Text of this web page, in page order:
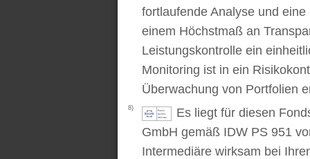
fortlaufende Analyse und
einem Höchstmaß an
Leistungskontrolle ein
Monitoring ist in ein
Überwachung von Portfolien
8)
Es liegt für diesen
GmbH gemäß IDW PS 951
Intermediäre wirksam bei